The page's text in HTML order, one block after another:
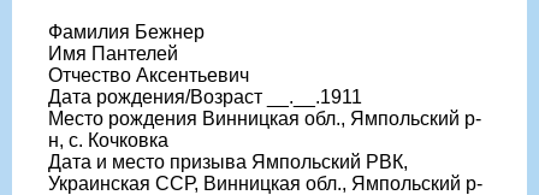
Фамилия Бежнер
Имя Пантелей
Отчество Аксентьевич
Дата рождения/Возраст __.__.1911
Место рождения Винницкая обл., Ямпольский р-
н, с. Кочковка
Дата и место призыва Ямпольский РВК,
Украинская ССР, Винницкая обл., Ямпольский р-